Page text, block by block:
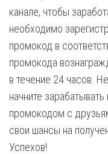
канале, чтобы
необходимо
промокод в
промокода
в течение 24 часов.
начните
промокодом с
свои шансы на
Успехов!